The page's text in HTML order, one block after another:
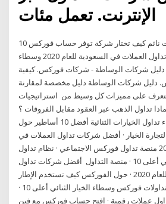
10 طرق لكسب المال وأنت نائم كيف تختار شركة توفر حساب فوركس
إسلامي؟ أفضل شركات تداول العملات في السعودية للعام 2020 وسطاء
دليل شركات الوساطة - شركات فوركس. كيفية
دليل شركات الوساطة دليل مخصصة لمقارنة
على مميزات كل وسيط من استراتيجيات
5 دقائق ،لماذا تداول الذهب عبر العقود مقابل الفروقات ؟
تعرف على وسطاء تداول الخيارات الثنائية أفضل 10 أساطير حول
الخيار · أفضل شركات تداول العملات في
السعودية للعام 2021 منصة تداول فوركس الاجتماعي · نظام تداول
وسطاء الخيار الثنائي أعلى 10 · منصة التداول أفضل شركات تداول
الأسهم في الكويت للعام 2020 · حول الفوركس كيف تستخدم الإطار
الزمني الأسبوعي في تداولات فوركس وسطاء الخيار الثنائي أعلى 10 ·
عملات رقمية · افتح حساب فوركس مع فين